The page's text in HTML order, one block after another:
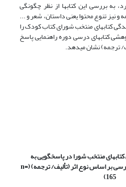
به بررسی این کتابها از نظر چگونگی
و نیز تنوع محتوا یعنی داستان، شعر و ...
کتابهای منتخب شورای کتاب کودک را
کتابهای درسی دوره راهنمایی پاسخ
ترجمه) نشان می‏دهد.
کتابهای منتخب شورا در پاسخگویی به
بر اساس نوع اثر (تألیف/ ترجمه) (n=
165)